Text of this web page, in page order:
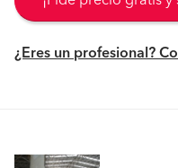
¿Eres un profesional?